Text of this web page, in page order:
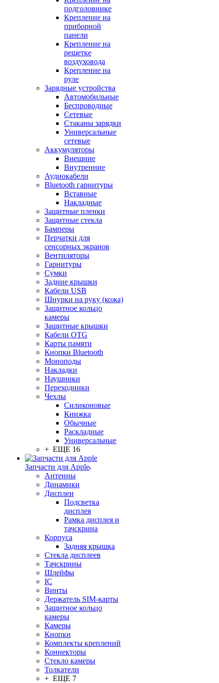
подголовнике
Крепление на
приборной
панели
Крепление на
решетке
воздуховода
Крепление на
руле
Зарядные устройства
Автомобильные
Беспроводные
Сетевые
Стаканы зарядки
Универсальные
сетевые
Аккумуляторы
Внешние
Внутренние
Аудиокабели
Bluetooth гарнитуры
Вставные
Накладные
Защитные пленки
Защитные стекла
Бамперы
Перчатки для
сенсорных экранов
Вентиляторы
Гарнитуры
Сумки
Задние крышки
Кабели USB
Шнурки на руку (кожа)
Защитное кольцо
камеры
Защитные крышки
Кабели OTG
Карты памяти
Кнопки Bluetooth
Моноподы
Накладки
Наушники
Переходники
Чехлы
Силиконовые
Книжка
Обычные
Раскладные
Универсальные
+ ЕЩЕ 16
Запчасти для Apple
Антенны
Динамики
Дисплеи
Подсветка
дисплея
Рамка дисплея и
тачскрина
Корпуса
Задняя крышка
Стекла дисплеев
Тачскрины
Шлейфы
IC
Винты
Держатель SIM-карты
Защитное кольцо
камеры
Камеры
Кнопки
Комплекты креплений
Коннекторы
Стекло камеры
Толкатели
+ ЕЩЕ 7